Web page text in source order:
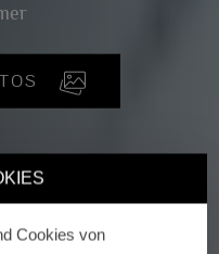
Cookies von